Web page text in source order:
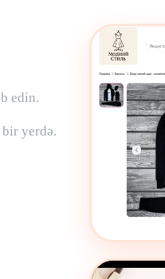
edin.
yerdə.